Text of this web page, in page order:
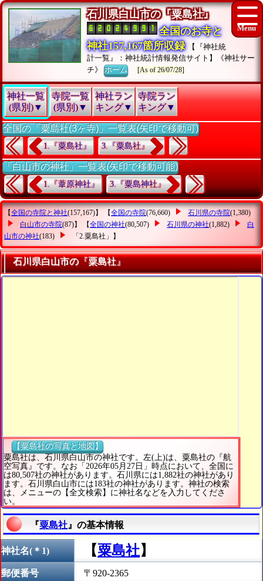
石川県白山市の『粟島社』
全国のお寺と
神社157,167箇所収録
【『神社統
計一覧』：神社統計情報発信サイト】《神社サー
チ》ホーム [As of 26/07/28]
神社一覧
(県別)▼
寺院一覧
(県別)▼
神社ラン
キング▼
寺院ラン
キング▼
全国の「粟島社(3ヶ寺)」一覧表(矢印で移動可)
1.『粟島社』 3.『粟島社』
「白山市の神社」一覧表(矢印で移動可能)
1.『葦原神社』 3.『粟島神社』
【全国の寺院と神社(157,167)】 【全国の寺院(76,660) 石川県の寺院(1,380)
白山市の寺院(87)】 【全国の神社(80,507) 石川県の神社(1,882)
白
山市の神社(183) 「2.粟島社」 】
石川県白山市の『粟島社』
【粟島社の写真と地図】
粟島社は、石川県白山市の神社です。左(上)は、粟島社の『航
空写真』です。なお「2026年05月27日」時点において、全国に
は80,507社の神社があります。石川県には1,882社の神社があり
ます。石川県白山市には183社の神社があります。神社の検索
は、メニューの【全文検索】に神社名などを入力してくださ
い。
『粟島社 』の基本情報
神社名(＊1) 【粟島社】
郵便番号 〒920-2365